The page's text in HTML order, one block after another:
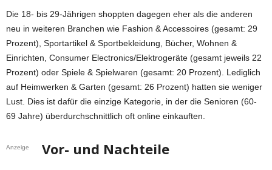
Die 18- bis 29-Jährigen shoppten dagegen eher als die anderen
neu in weiteren Branchen wie Fashion & Accessoires (gesamt: 29
Prozent), Sportartikel & Sportbekleidung, Bücher, Wohnen &
Einrichten, Consumer Electronics/Elektrogeräte (gesamt jeweils 22
Prozent) oder Spiele & Spielwaren (gesamt: 20 Prozent). Lediglich
auf Heimwerken & Garten (gesamt: 26 Prozent) hatten sie weniger
Lust. Dies ist dafür die einzige Kategorie, in der die Senioren (60-
69 Jahre) überdurchschnittlich oft online einkauften.
Anzeige Vor- und Nachteile